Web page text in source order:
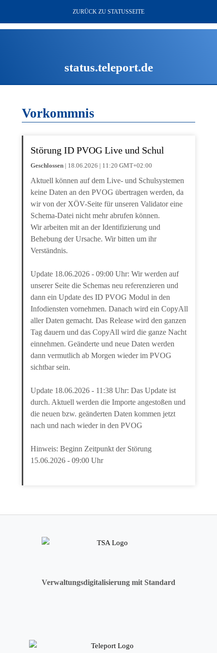
status.teleport.de
ZURÜCK ZU STATUSSEITE
Vorkommnis
Störung ID PVOG Live und Schul
Geschlossen | 18.06.2026 | 11:20 GMT+02:00
Aktuell können auf dem Live- und Schulsystemen
keine Daten an den PVOG übertragen werden, da
wir von der XÖV-Seite für unseren Validator eine
Schema-Datei nicht mehr abrufen können.
Wir arbeiten mit an der Identifizierung und
Behebung der Ursache. Wir bitten um ihr
Verständnis.
Update 18.06.2026 - 09:00 Uhr: Wir werden auf
unserer Seite die Schemas neu referenzieren und
dann ein Update des ID PVOG Modul in den
Infodiensten vornehmen. Danach wird ein CopyAll
aller Daten gemacht. Das Release wird den ganzen
Tag dauern und das CopyAll wird die ganze Nacht
einnehmen. Geänderte und neue Daten werden
dann vermutlich ab Morgen wieder im PVOG
sichtbar sein.
Update 18.06.2026 - 11:38 Uhr: Das Update ist
durch. Aktuell werden die Importe angestoßen und
die neuen bzw. geänderten Daten kommen jetzt
nach und nach wieder in den PVOG
Hinweis: Beginn Zeitpunkt der Störung
15.06.2026 - 09:00 Uhr
Verwaltungsdigitalisierung mit Standard